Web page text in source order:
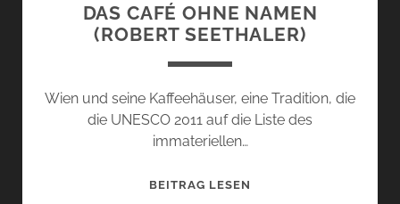
DAS CAFÉ OHNE NAMEN
(ROBERT SEETHALER)
Wien und seine Kaffeehäuser, eine Tradition, die
die UNESCO 2011 auf die Liste des
immateriellen…
BEITRAG LESEN